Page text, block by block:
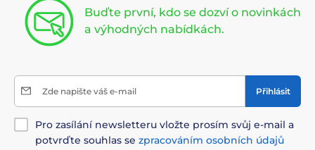
Buďte první, kdo se dozví o novinkách
a výhodných nabídkách.
Zde napište váš e-mail Přihlásit
Pro zasílání newsletteru vložte prosím svůj e-mail a
potvrďte souhlas se zpracováním osobních údajů